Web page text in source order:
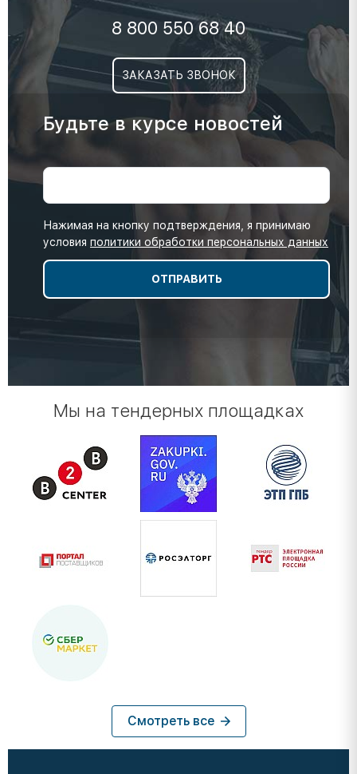
8 800 550 68 40
ЗАКАЗАТЬ ЗВОНОК
Будьте в курсе новостей
Нажимая на кнопку подтверждения, я принимаю
условия политики обработки персональных данных
Мы на тендерных площадках
Смотреть все